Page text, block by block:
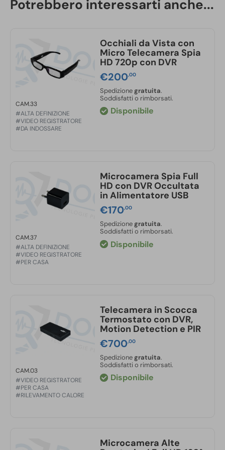
Batteria:ricaricabile agli ioni di litio
1 Manuale di istruzioni in italiano
Potrebbero interessarti anche...
CAM.33
#ALTA DEFINIZIONE
#VIDEO REGISTRATORE
#DA INDOSSARE
Occhiali da Vista con
Micro Telecamera Spia
HD 720p con DVR
€200,00
Spedizione gratuita.
Soddisfatti o rimborsati.
Disponibile
CAM.37
#ALTA DEFINIZIONE
#VIDEO REGISTRATORE
#PER CASA
Microcamera Spia Full
HD con DVR Occultata
in Alimentatore USB
€170,00
Spedizione gratuita.
Soddisfatti o rimborsati.
Disponibile
CAM.03
#VIDEO REGISTRATORE
#PER CASA
#RILEVAMENTO CALORE
Telecamera in Scocca
Termostato con DVR,
Motion Detection e PIR
€700,00
Spedizione gratuita.
Soddisfatti o rimborsati.
Disponibile
Microcamera Alte